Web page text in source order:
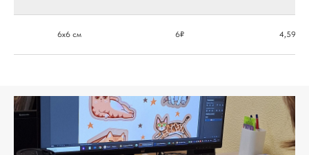
6х6 см 6₽ 4,59₽